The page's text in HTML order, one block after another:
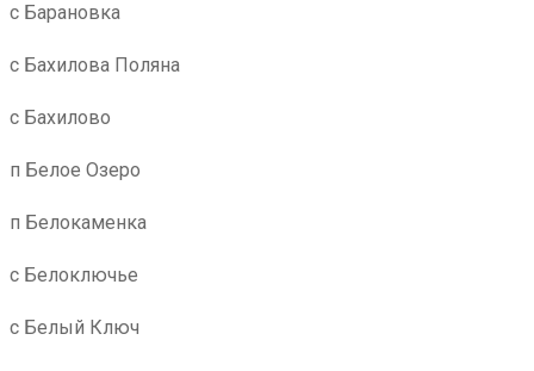
с Барановка
с Бахилова Поляна
с Бахилово
п Белое Озеро
п Белокаменка
с Белоключье
с Белый Ключ